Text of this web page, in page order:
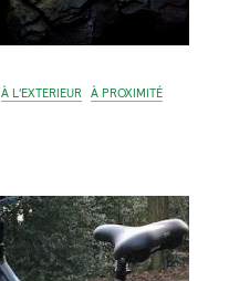
À L'EXTERIEUR À PROXIMITÉ